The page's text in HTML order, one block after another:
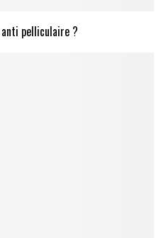
pelliculaire ?